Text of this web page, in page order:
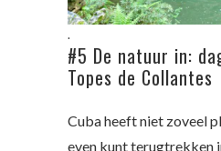
.
#5 De natuur in:
Topes de Collantes
Cuba heeft niet zoveel
even kunt terugtrekken